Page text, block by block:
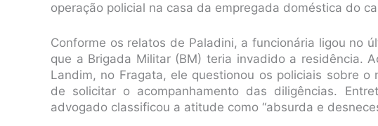
operação policial na casa da empregada doméstica do
Conforme os relatos de Paladini, a funcionária ligou no
que a Brigada Militar (BM) teria invadido a residência.
Landim, no Fragata, ele questionou os policiais sobre
de solicitar o acompanhamento das diligências.
advogado classificou a atitude como “absurda e